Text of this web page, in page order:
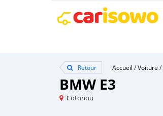
Retour Accueil /Voiture /
BMW E3
Cotonou